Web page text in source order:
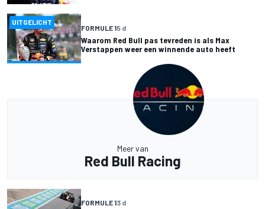
UITGELICHT
FORMULE 15 d
Waarom Red Bull pas tevreden is als Max
Verstappen weer een winnende auto heeft
Meer van
Red Bull Racing
FORMULE 13 d